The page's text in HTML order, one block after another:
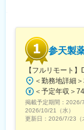
を販売して
きながら、
ます。
＊バイオシミ
および有効
品。
■事業の特徴
参天製
【フルリモート
掲載予定期間： 2026/
2026/10/21（水）
更新日： 2026/7/23（